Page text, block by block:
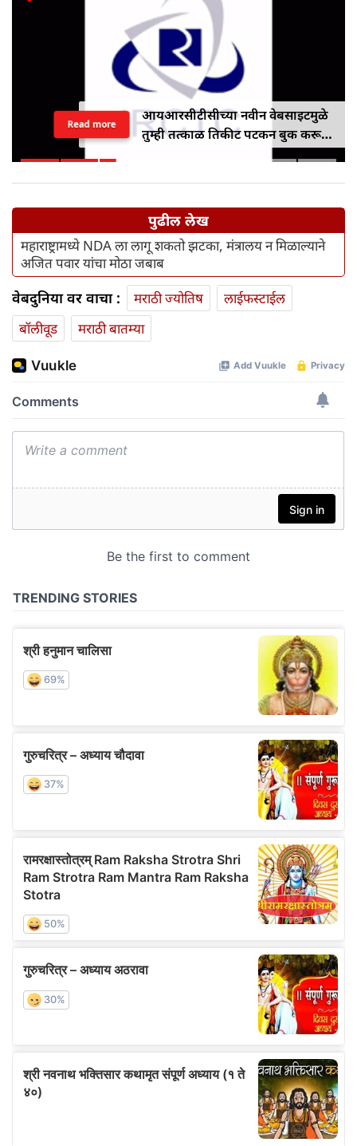
आयआरसीटीसीच्या नवीन वेबसाइटमुळे
तुम्ही तत्काळ तिकीट पटकन बुक करू
Read more
पुढील लेख
महाराष्ट्रामध्ये NDA ला लागू शकतो झटका, मंत्रालय न मिळाल्याने
अजित पवार यांचा मोठा जबाब
वेबदुनिया वर वाचा : मराठी ज्योतिष
लाईफस्टाईल
बॉलीवूड
मराठी बातम्या